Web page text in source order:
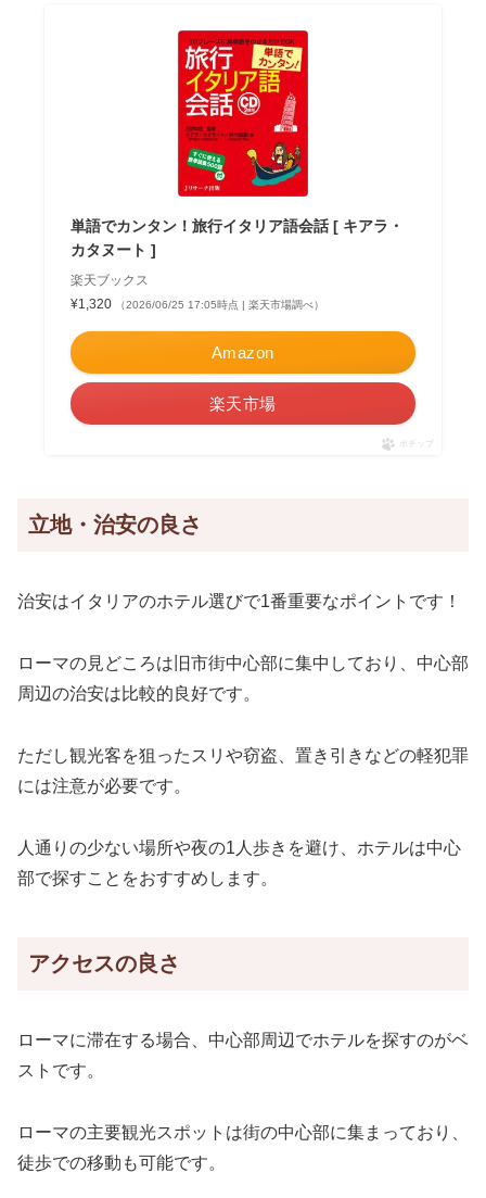
単語でカンタン！旅行イタリア語会話 [ キアラ・
カタヌート ]
楽天ブックス
¥1,320
（2026/06/25 17:05時点 | 楽天市場調べ）
Amazon
楽天市場
ポチップ
立地・治安の良さ
治安はイタリアのホテル選びで1番重要なポイントです！
ローマの見どころは旧市街中心部に集中しており、中心部
周辺の治安は比較的良好です。
ただし観光客を狙ったスリや窃盗、置き引きなどの軽犯罪
には注意が必要です。
人通りの少ない場所や夜の1人歩きを避け、ホテルは中心
部で探すことをおすすめします。
アクセスの良さ
ローマに滞在する場合、中心部周辺でホテルを探すのがベ
ストです。
ローマの主要観光スポットは街の中心部に集まっており、
徒歩での移動も可能です。